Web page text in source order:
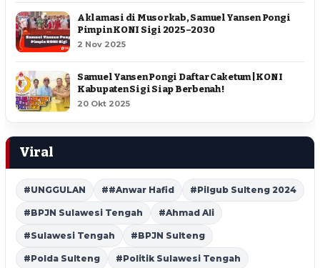
Aklamasi di Musorkab, Samuel Yansen Pongi
Pimpin KONI Sigi 2025–2030
2 Nov 2025
Samuel Yansen Pongi Daftar Caketum | KONI
Kabupaten Sigi Siap Berbenah !
20 Okt 2025
Viral
#UNGGULAN ##Anwar Hafid #Pilgub Sulteng 2024
#BPJN Sulawesi Tengah #Ahmad Ali
#Sulawesi Tengah #BPJN Sulteng
#Polda Sulteng #Politik Sulawesi Tengah